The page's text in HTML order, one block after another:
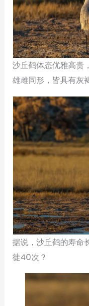
沙丘鹤体态优雅高贵
雄雌同形，皆具有灰
据说，沙丘鹤的寿命
徙40次？